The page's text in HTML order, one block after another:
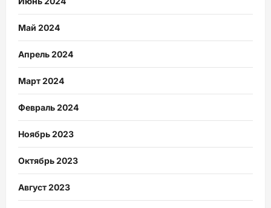
Май 2024
Апрель 2024
Март 2024
Февраль 2024
Ноябрь 2023
Октябрь 2023
Август 2023